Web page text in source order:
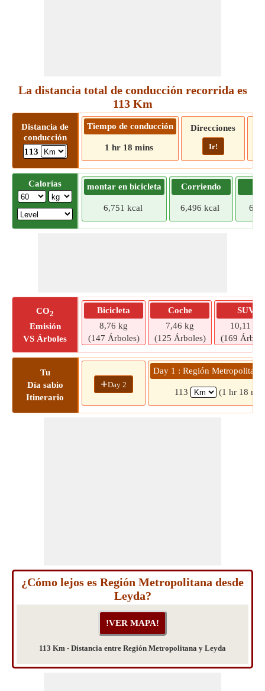
La distancia total de conducción recorrida es
113 Km
Distancia de
conducción
113
Tiempo de conducción
1 hr 18 mins
Direcciones
Ir!
Calorías montar en bicicleta
6,751 kcal
Corriendo
6,496 kcal
CO2
Emisión
VS Árboles
Bicicleta
8,76 kg
(147 Árboles)
Coche
7,46 kg
(125 Árboles)
SUV
10,11 kg
(169
Tu
Día sabio
Itinerario
+Day 2
Day 1 : Región
113 (1 hr 18
¿Cómo lejos es Región Metropolitana desde
Leyda?
113 Km - Distancia entre Región Metropolitana y Leyda